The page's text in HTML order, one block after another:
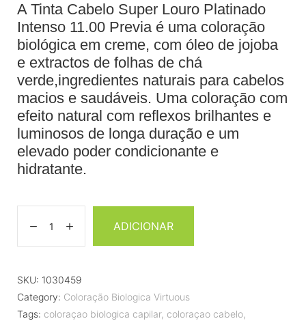
A Tinta Cabelo Super Louro Platinado
Intenso 11.00 Previa é uma coloração
biológica em creme, com óleo de jojoba
e extractos de folhas de chá
verde,ingredientes naturais para cabelos
macios e saudáveis. Uma coloração com
efeito natural com reflexos brilhantes e
luminosos de longa duração e um
elevado poder condicionante e
hidratante.
ADICIONAR
SKU: 1030459
Category: Coloração Biologica Virtuous
Tags: coloraçao biologica capilar, coloraçao cabelo,